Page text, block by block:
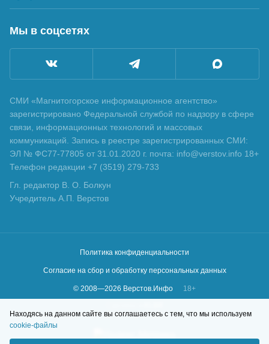
Мы в соцсетях
СМИ «Магнитогорское информационное агентство»
зарегистрировано Федеральной службой по надзору в сфере
связи, информационных технологий и массовых
коммуникаций. Запись в реестре зарегистрированных СМИ:
ЭЛ № ФС77-77805 от 31.01.2020 г. почта: info@verstov.info 18+
Телефон редакции +7 (3519) 279-733
Гл. редактор В. О. Болкун
Учредитель А.П. Верстов
Политика конфиденциальности
Согласие на сбор и обработку персональных данных
© 2008—2026 Верстов.Инфо
18+
Находясь на данном сайте вы соглашаетесь с тем, что мы используем
cookie-файлы